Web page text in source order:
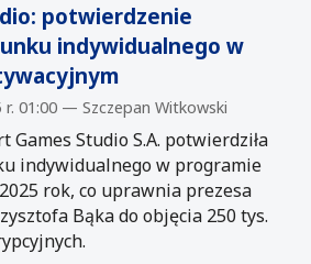
potwierdzenie
indywidualnego w
r. 01:00 — Szczepan Witkowski
Games Studio S.A. potwierdziła
indywidualnego w programie
rok, co uprawnia prezesa
Bąka do objęcia 250 tys.